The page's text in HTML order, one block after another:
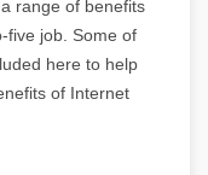
range of benefits
five job. Some of
here to help
of Internet